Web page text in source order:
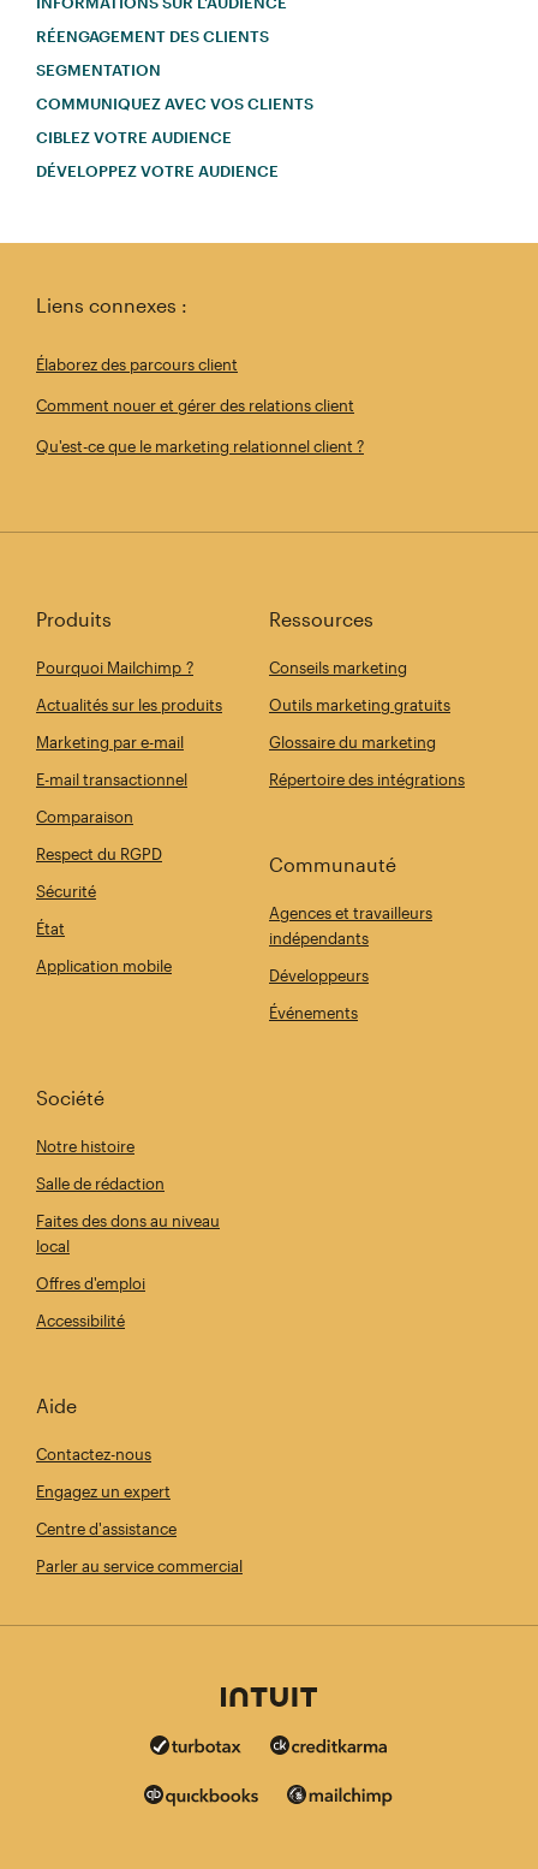
RÉENGAGEMENT DES CLIENTS
SEGMENTATION
COMMUNIQUEZ AVEC VOS CLIENTS
CIBLEZ VOTRE AUDIENCE
DÉVELOPPEZ VOTRE AUDIENCE
Liens connexes :
Élaborez des parcours client
Comment nouer et gérer des relations client
Qu'est-ce que le marketing relationnel client ?
Produits
Pourquoi Mailchimp ?
Actualités sur les produits
Marketing par e-mail
E-mail transactionnel
Comparaison
Respect du RGPD
Sécurité
État
Application mobile
Ressources
Conseils marketing
Outils marketing gratuits
Glossaire du marketing
Répertoire des intégrations
Communauté
Agences et travailleurs
indépendants
Développeurs
Événements
Société
Notre histoire
Salle de rédaction
Faites des dons au niveau
local
Offres d'emploi
Accessibilité
Aide
Contactez-nous
Engagez un expert
Centre d'assistance
Parler au service commercial